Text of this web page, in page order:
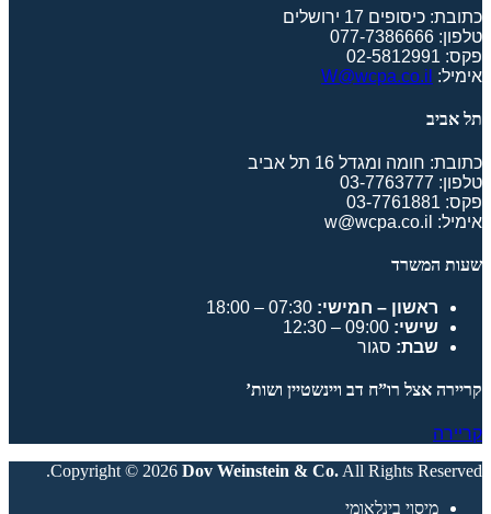
כתובת: כיסופים 17 ירושלים
טלפון: 077-7386666
פקס: 02-5812991
אימיל: W@wcpa.co.il
תל אביב
כתובת: חומה ומגדל 16 תל אביב
טלפון: 03-7763777
פקס: 03-7761881
אימיל: w@wcpa.co.il
שעות המשרד
ראשון – חמישי: 07:30 – 18:00
שישי: 09:00 – 12:30
שבת: סגור
קריירה אצל רו”ח דב ויינשטיין ושות’
קריירה
Copyright © 2026 Dov Weinstein & Co. All Rights Reserved.
מיסוי בינלאומי